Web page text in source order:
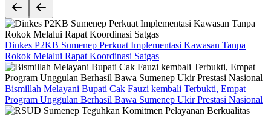
Dinkes P2KB Sumenep Perkuat Implementasi Kawasan Tanpa
Rokok Melalui Rapat Koordinasi Satgas
Bismillah Melayani Bupati Cak Fauzi kembali Terbukti, Empat
Program Unggulan Berhasil Bawa Sumenep Ukir Prestasi Nasional